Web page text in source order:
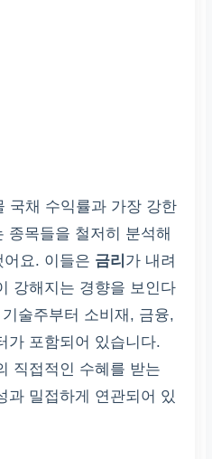
국채 수익률과 가장 강한
종목들을 철저히 분석해
요. 이들은 금리 가 내려
강해지는 경향을 보인다
술주부터 소비재, 금융,
가 포함되어 있습니다.
직접적인 수혜를 받는
과 밀접하게 연관되어 있